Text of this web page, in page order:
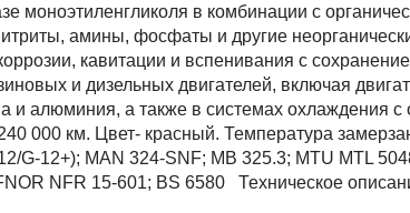
моноэтиленгликоля в комбинации с
амины, фосфаты и другие
кавитации и вспенивания с
и дизельных двигателей, включая
и алюминия, а также в системах
000 км. Цвет- красный. Температура
G-12+); MAN 324-SNF; MB 325.3; MTU MTL
NFR 15-601; BS 6580
Техническое